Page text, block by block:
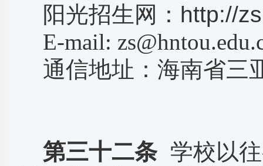
阳光招生网： http://
E-mail:
通信地址：海南省三
第三十二条 学校以